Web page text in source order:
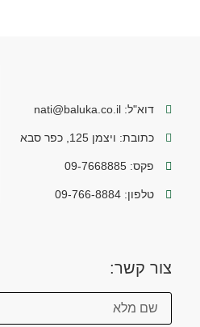
צור קשר:
דוא"ל: nati@baluka.co.il
כתובת: ויצמן 125, כפר סבא
פקס: 09-7668885
טלפון: 09-766-8884